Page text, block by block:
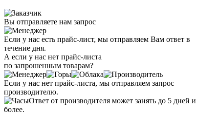
Вы отправляете нам запрос
Если у нас есть прайс-лист, мы отправляем Вам ответ в
течение дня.
А если у нас нет прайс-листа
по запрошенным товарам?
Если у нас нет прайс-листа, мы отправляем запрос
производителю.
Ответ от производителя может занять до 5 дней и
более.